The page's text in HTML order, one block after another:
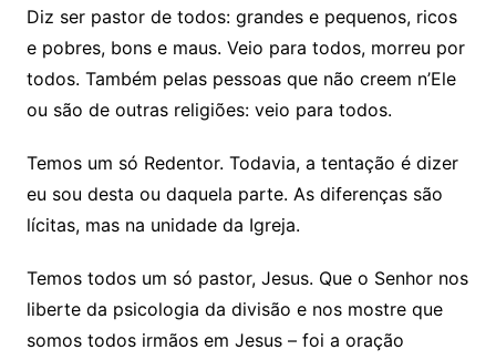
Diz ser pastor de todos: grandes e pequenos, ricos
e pobres, bons e maus. Veio para todos, morreu por
todos. Também pelas pessoas que não creem n’Ele
ou são de outras religiões: veio para todos.
Temos um só Redentor. Todavia, a tentação é dizer
eu sou desta ou daquela parte. As diferenças são
lícitas, mas na unidade da Igreja.
Temos todos um só pastor, Jesus. Que o Senhor nos
liberte da psicologia da divisão e nos mostre que
somos todos irmãos em Jesus – foi a oração